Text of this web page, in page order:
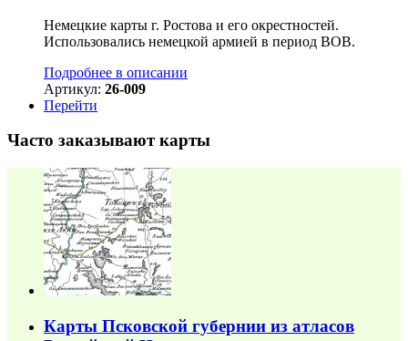
Немецкие карты г. Ростова и его окрестностей.
Использовались немецкой армией в период ВОВ.
Подробнее в описании
Артикул: 26-009
Перейти
Часто заказывают карты
Карты Псковской губернии из атласов